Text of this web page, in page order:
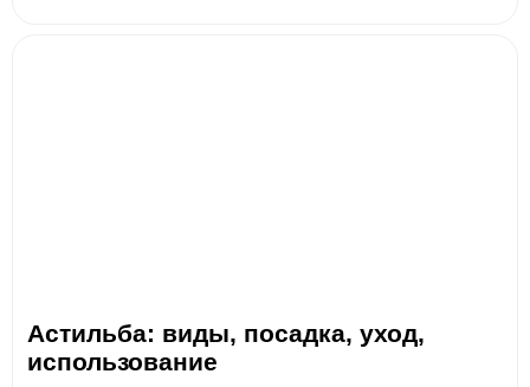
Астильба: виды, посадка, уход,
использование